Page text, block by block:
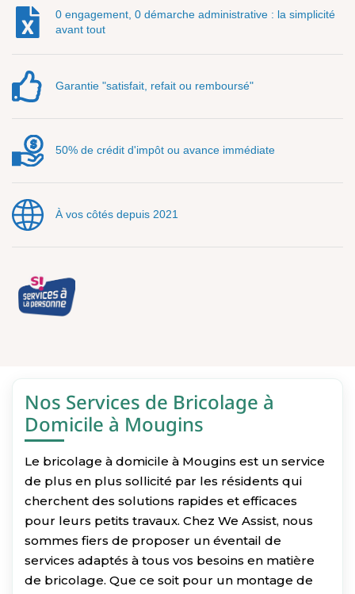
0 engagement, 0 démarche administrative : la simplicité
avant tout
Garantie "satisfait, refait ou remboursé"
50% de crédit d'impôt ou avance immédiate
À vos côtés depuis 2021
Nos Services de Bricolage à
Domicile à Mougins
Le bricolage à domicile à Mougins est un service
de plus en plus sollicité par les résidents qui
cherchent des solutions rapides et efficaces
pour leurs petits travaux. Chez We Assist, nous
sommes fiers de proposer un éventail de
services adaptés à tous vos besoins en matière
de bricolage. Que ce soit pour un montage de